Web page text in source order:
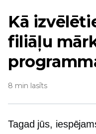
Kā
filiāļu
8 min lasīts
Tagad jūs,